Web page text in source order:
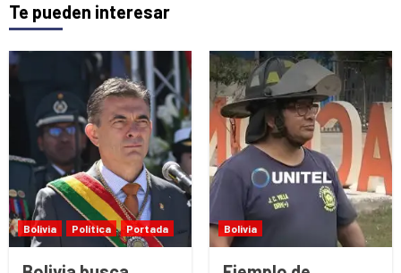
Te pueden interesar
Bolivia Política Portada Bolivia